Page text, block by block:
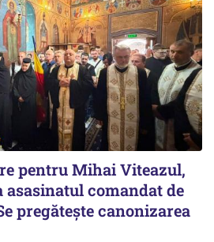
pentru Mihai Viteazul,
asasinatul comandat de
pregătește canonizarea